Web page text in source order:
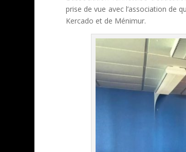
prise de vue avec l’association de
Kercado et de Ménimur.